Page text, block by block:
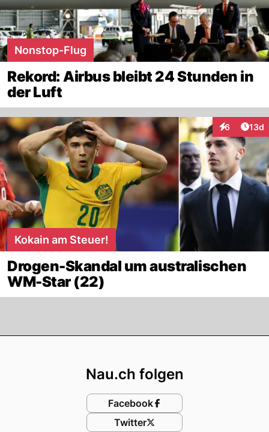
Nonstop-Flug
Rekord: Airbus bleibt 24 Stunden in
der Luft
6
Interaktionen
13d
Kokain am Steuer!
Drogen-Skandal um australischen
WM-Star (22)
Nau.ch folgen
Facebook
Twitter